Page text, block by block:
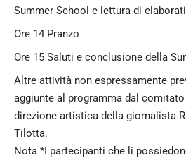
Summer School e lettura di elaborati
Ore 14 Pranzo
Ore 15 Saluti e conclusione della
Altre attività non espressamente
aggiunte al programma dal
direzione artistica della giornalista
Tilotta.
Nota *I partecipanti che li